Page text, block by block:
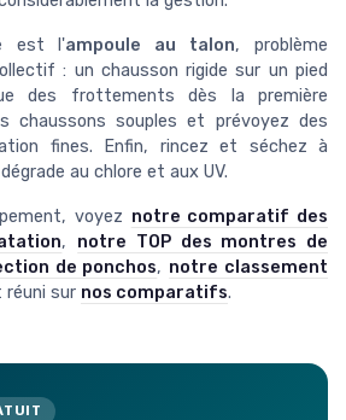
est l'ampoule au talon, problème
: un chausson rigide sur un pied
des frottements dès la première
chaussons souples et prévoyez des
fines. Enfin, rincez et séchez à
au chlore et aux UV.
voyez notre comparatif des
, notre TOP des montres de
de ponchos, notre classement
sur nos comparatifs.